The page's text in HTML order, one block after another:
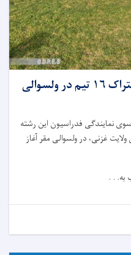
غزنی؛ رقابت های فوتبال با اشتراک ۱۶ تیم در ولسوالی
با اشتراک ۱۶ تیم از سوی نمایندگی فدراسیون این رشته
غزنی، در ولسوالی مقر آغاز
به. . .